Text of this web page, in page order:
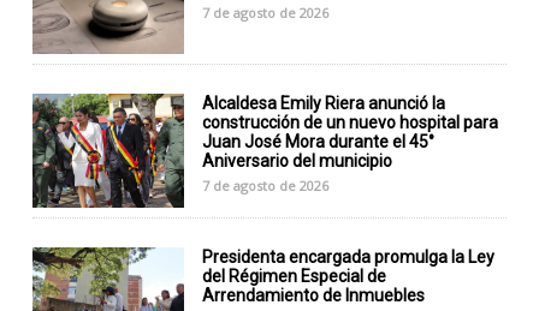
7 de agosto de 2026
Alcaldesa Emily Riera anunció la
construcción de un nuevo hospital para
Juan José Mora durante el 45°
Aniversario del municipio
7 de agosto de 2026
Presidenta encargada promulga la Ley
del Régimen Especial de
Arrendamiento de Inmuebles